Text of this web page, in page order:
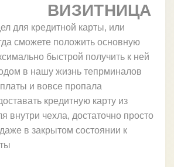
ВИЗИТНИЦА
для кредитной карты, или
сможете положить основную
быстрой получить к ней
в нашу жизнь тепрминалов
и вовсе пропала
кредитную карту из
внутри чехла, достаточно просто
в закрытом состоянии к